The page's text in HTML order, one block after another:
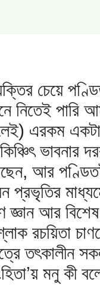
চেয়ে
নিতেই পারি
এরকম একটা
ভাবনার
আর পণ্ডিতই
প্রভৃতির
জ্ঞান আর
রচয়িতা
তৎকালীন
মনু কী